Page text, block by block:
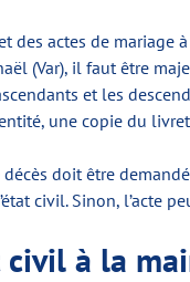
des actes de
(Var), il faut être
et les
une copie du
doit être
civil. Sinon, l’acte
civil à la